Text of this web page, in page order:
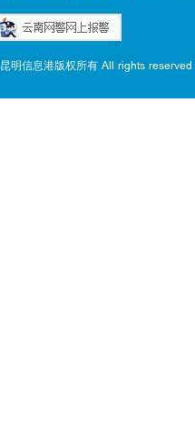
昆明信息港版权所有 All rights reserved